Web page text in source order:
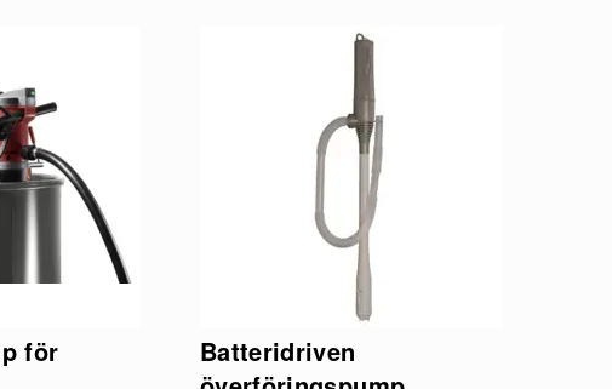
för
Batteridriven